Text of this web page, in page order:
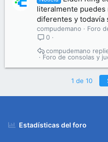
literalmente
diferentes y todavía
compudemano
Foro
0
Foro de consolas y
compudemano
1 de 10
Estadísticas del foro